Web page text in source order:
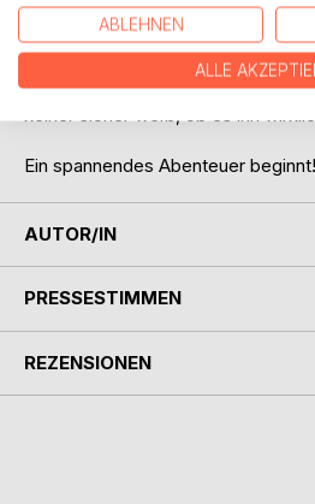
McKinsey und Phönix Flame
nach Ginis Eltern. Auf der Flucht
Königs gehen sie tief in den
sagenumwobenen
Ein spannendes Abenteuer beginnt!
AUTOR/IN
PRESSESTIMMEN
REZENSIONEN
ABLEHNEN
ALLE